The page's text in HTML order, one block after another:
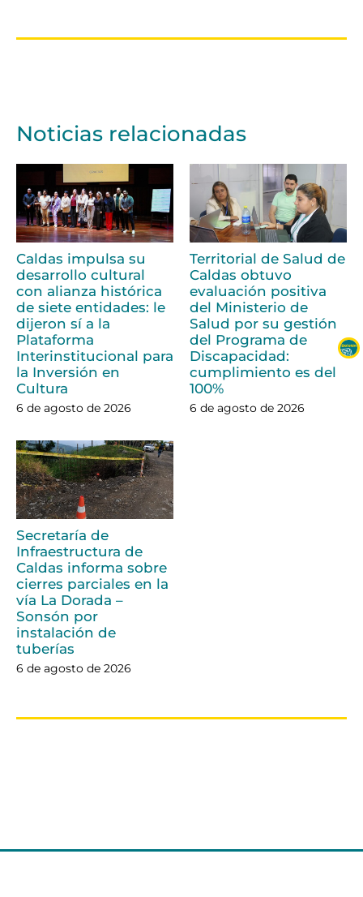
Noticias relacionadas
Caldas impulsa su
desarrollo cultural
con alianza histórica
de siete entidades: le
dijeron sí a la
Plataforma
Interinstitucional para
la Inversión en
Cultura
6 de agosto de 2026
Territorial de Salud de
Caldas obtuvo
evaluación positiva
del Ministerio de
Salud por su gestión
del Programa de
Discapacidad:
cumplimiento es del
100%
6 de agosto de 2026
Secretaría de
Infraestructura de
Caldas informa sobre
cierres parciales en la
vía La Dorada –
Sonsón por
instalación de
tuberías
6 de agosto de 2026